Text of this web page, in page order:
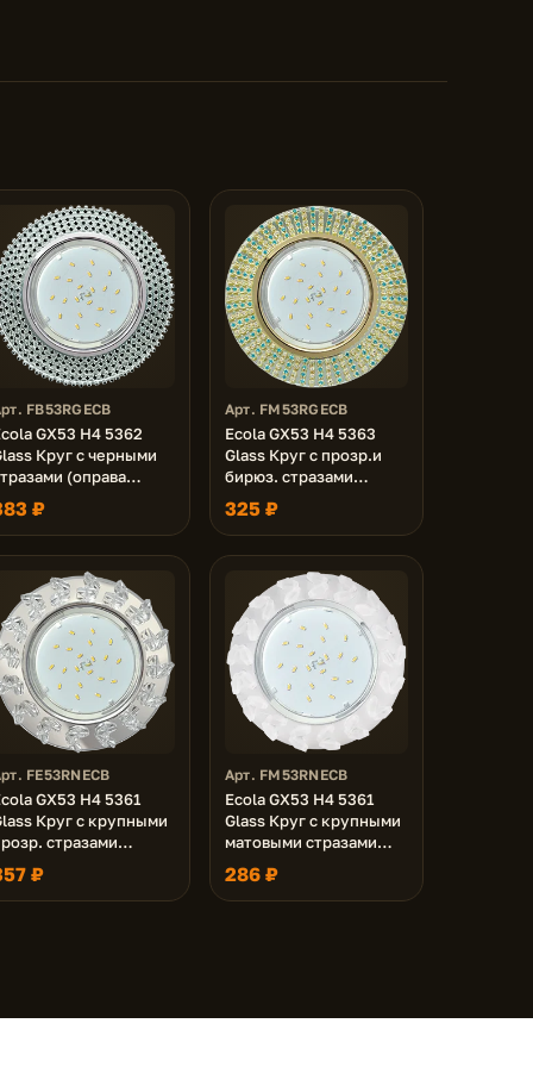
FB53RGECB
GX53 H4 5362
Круг с черными
(оправа
фон зерк./
хром
(к+)
₽
Арт. FM53RGECB
Ecola GX53 H4 5363
Glass Круг с прозр.и
бирюз. стразами
(оправа золото)/фон
зерк./центр.часть
золото 40x120 (к+)
325 ₽
FE53RNECB
GX53 H4 5361
Круг с крупными
стразами
фон зерк./
хром
(к+)
₽
Арт. FM53RNECB
Ecola GX53 H4 5361
Glass Круг с крупными
матовыми стразами
Елочка/фон мат./
центр.часть хром
54x120 (к+)
286 ₽